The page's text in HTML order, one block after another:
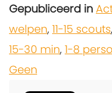
Gepubliceerd in
welpen, 11-15 scouts,
15-30 min, 1-8
Geen